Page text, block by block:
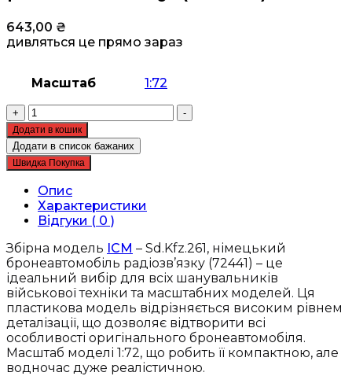
643,00 ₴
дивляться це прямо зараз
Масштаб 1:72
+
Збірна
модель
ICM
-
Sd.Kfz.261,
німецький
бронеавтомобіль
радіозв'язку
(72441)
кількість
-
Додати в кошик
Додати в список бажаних
Швидка Покупка
Опис
Характеристики
Відгуки ( 0 )
Збірна модель ICM – Sd.Kfz.261, німецький
бронеавтомобіль радіозв’язку (72441) – це
ідеальний вибір для всіх шанувальників
військової техніки та масштабних моделей. Ця
пластикова модель відрізняється високим рівнем
деталізації, що дозволяє відтворити всі
особливості оригінального бронеавтомобіля.
Масштаб моделі 1:72, що робить її компактною, але
водночас дуже реалістичною.